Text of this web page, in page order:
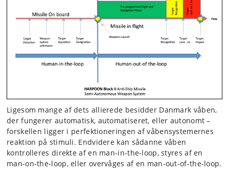
Ligesom mange af dets allierede besidder Danmark våben,
der fungerer automatisk, automatiseret, eller autonomt –
forskellen ligger i perfektioneringen af våbensystemernes
reaktion på stimuli. Endvidere kan sådanne våben
kontrolleres direkte af en man-in-the-loop, styres af en
man-on-the-loop, eller overvåges af en man-out-of-the-loop.